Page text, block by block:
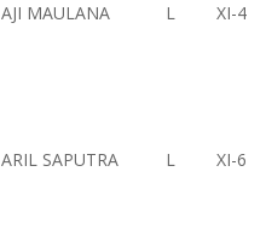
AJI MAULANA L XI-4
ARIL SAPUTRA L XI-6